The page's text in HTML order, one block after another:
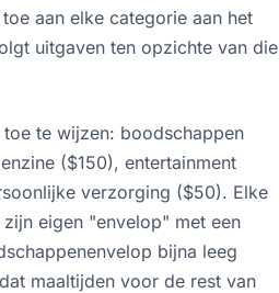
aan elke categorie aan het
uitgaven ten opzichte van die
te wijzen: boodschappen
($150), entertainment
verzorging ($50). Elke
eigen "envelop" met een
bijna leeg
maaltijden voor de rest van